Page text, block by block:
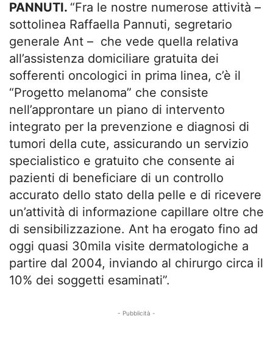
PANNUTI. “Fra le nostre numerose attività –
sottolinea Raffaella Pannuti, segretario
generale Ant – che vede quella relativa
all’assistenza domiciliare gratuita dei
sofferenti oncologici in prima linea, c’è il
“Progetto melanoma” che consiste
nell’approntare un piano di intervento
integrato per la prevenzione e diagnosi di
tumori della cute, assicurando un servizio
specialistico e gratuito che consente ai
pazienti di beneficiare di un controllo
accurato dello stato della pelle e di ricevere
un’attività di informazione capillare oltre che
di sensibilizzazione. Ant ha erogato fino ad
oggi quasi 30mila visite dermatologiche a
partire dal 2004, inviando al chirurgo circa il
10% dei soggetti esaminati”.
- Pubblicità -